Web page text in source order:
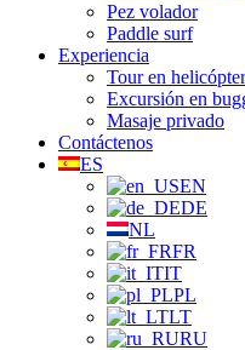
Pez volador
Paddle surf
Experiencia
Tour en
Excursión en
Masaje privado
Contáctenos
ES
EN
DE
NL
FR
IT
PL
LT
RU